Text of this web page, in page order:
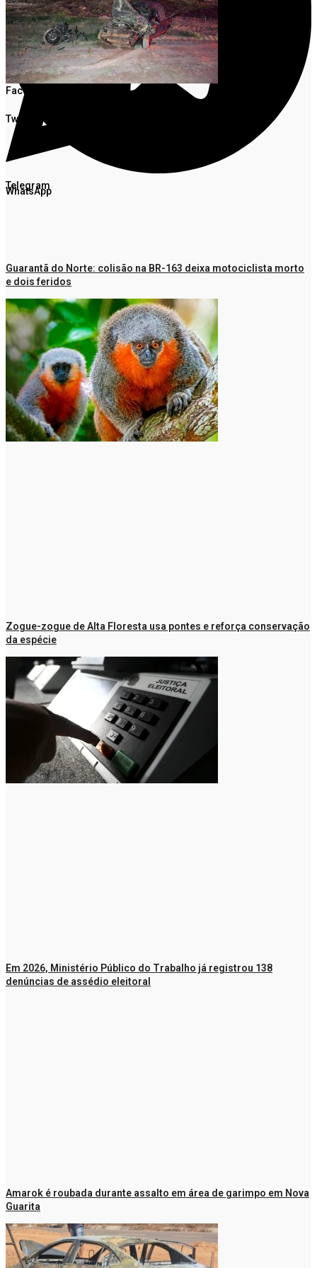
Facebook
Twitter
WhatsApp
Telegram
Guarantã do Norte: colisão na BR-163 deixa motociclista morto
e dois feridos
Zogue-zogue de Alta Floresta usa pontes e reforça conservação
da espécie
Em 2026, Ministério Público do Trabalho já registrou 138
denúncias de assédio eleitoral
Amarok é roubada durante assalto em área de garimpo em Nova
Guarita